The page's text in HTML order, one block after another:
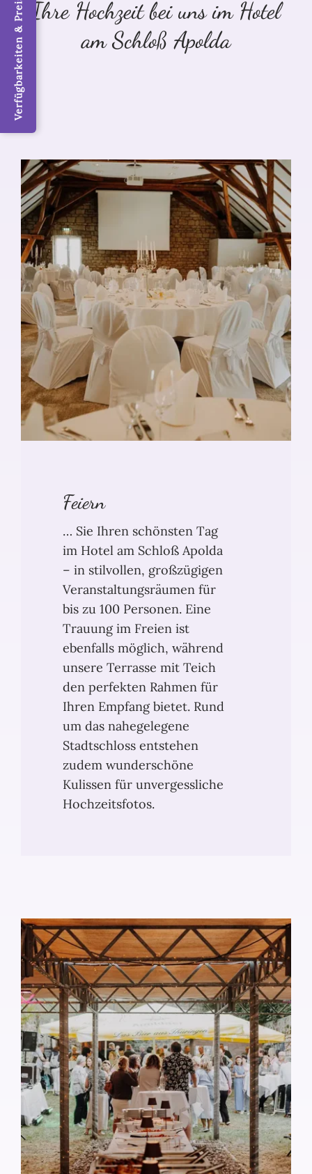
Ihre Hochzeit bei uns im Hotel
am Schloß Apolda
Feiern
… Sie Ihren schönsten Tag
im Hotel am Schloß Apolda
– in stilvollen, großzügigen
Veranstaltungsräumen für
bis zu 100 Personen. Eine
Trauung im Freien ist
ebenfalls möglich, während
unsere Terrasse mit Teich
den perfekten Rahmen für
Ihren Empfang bietet. Rund
um das nahegelegene
Stadtschloss entstehen
zudem wunderschöne
Kulissen für unvergessliche
Hochzeitsfotos.